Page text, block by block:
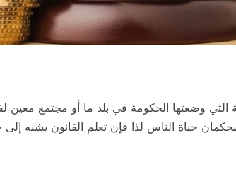
التي وضعتها الحكومة في بلد ما أو مجتمع
حياة الناس لذا فإن تعلم القانون يشبه إلى